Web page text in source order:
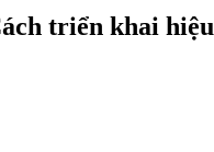
triển khai